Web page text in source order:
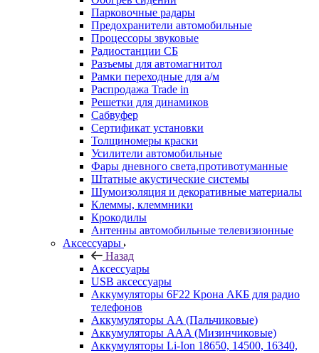
Парковочные радары
Предохранители автомобильные
Процессоры звуковые
Радиостанции СБ
Разъемы для автомагнитол
Рамки переходные для а/м
Распродажа Trade in
Решетки для динамиков
Сабвуфер
Сертификат установки
Толщиномеры краски
Усилители автомобильные
Фары дневного света,противотуманные
Штатные акустические системы
Шумоизоляция и декоративные материалы
Клеммы, клеммники
Крокодилы
Антенны автомобильные телевизионные
Аксессуары
Назад
Аксессуары
USB аксессуары
Аккумуляторы 6F22 Крона АКБ для радио
телефонов
Аккумуляторы AA (Пальчиковые)
Аккумуляторы AAA (Мизинчиковые)
Аккумуляторы Li-Ion 18650, 14500, 16340,